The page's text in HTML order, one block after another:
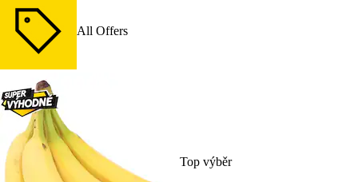
All Offers
Top výběr